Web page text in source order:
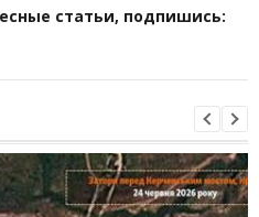
статьи, подпишись: